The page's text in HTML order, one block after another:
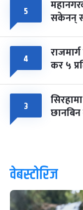
५ सकेनन्
४ कर ५
३
वेबस्टोरिज